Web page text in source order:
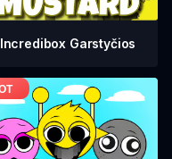
Incredibox Garstyčios